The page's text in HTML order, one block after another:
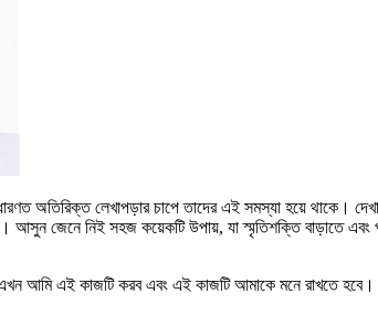
অতিরিক্ত লেখাপড়ার চাপে তাদের এই সমস্যা হয়ে থাকে।
আসুন জেনে নিই সহজ কয়েকটি উপায়, যা স্মৃতিশক্তি বাড়াতে এবং
আমি এই কাজটি করব এবং এই কাজটি আমাকে মনে রাখতে